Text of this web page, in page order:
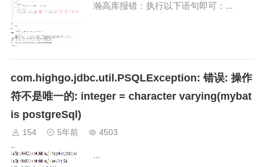
瀚高库报错：执行以下语句即可：...
com.highgo.jdbc.util.PSQLException: 错误: 操作
符不是唯一的: integer = character varying(mybat
is postgreSql)
154 5年前 4503
...